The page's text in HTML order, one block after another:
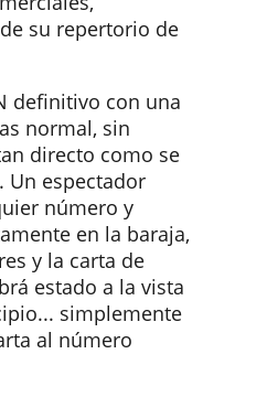
su repertorio de
definitivo con una
normal, sin
directo como se
Un espectador
número y
en la baraja,
y la carta de
estado a la vista
simplemente
al número